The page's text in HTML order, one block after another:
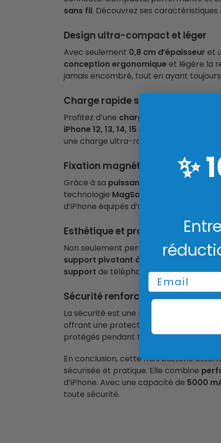
sans fil. Découvrez ses
Design ultra-compact et léger
Avec seulement 0,8 cm d’épaisseur et
conception ergonomique et légère la
jamais encombré, tout en ayant
Charge rapide sans fil
Profitez d’une charge rapide de 7,5 W
iPhone 12, 13, 14, 15 et 16
, garantissant
une charge ultra-rapide si vous
Fixation magnétique solide
Grâce à sa puissante fixation
technologie MagSafe
assure une
d’iPhone équipés d’une bobine
Esthétique et pratique
Non seulement performante, cette
support pivotant à 360°
, pliable pour
support de téléphone tout en
Sécurité renforcée
La sécurité est une priorité. Fabriquée
offrant une protection complète contre
protégés pendant toute la durée de la
En conclusion, cette mini batterie
sécurisée et pratique. Elle combine
d’iPhone. Avec une capacité de 5000
toute sécurité.
✨
Email